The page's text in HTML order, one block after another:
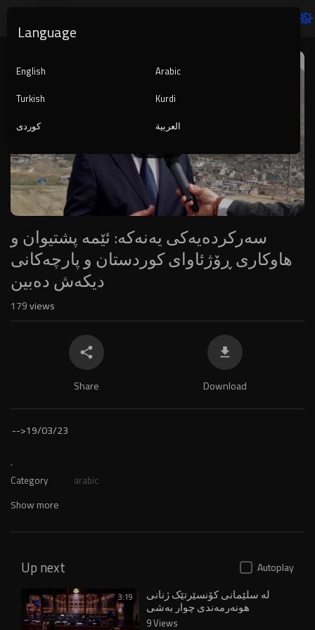
Player
480p
360p
240p
سەرکردەیەکى یەنەکە: ئێمە پشتیوان و
هاوکاری ڕۆژئاوای کوردستان و پارچەکانی
دیکەش دەبین
179views
Share Download
-->19/03/23
.
Category arabic
Show more
Up next Autoplay
3:19 لە سلێمانی کۆنسێرتێک ژنانی
هونەرمەندی چوار بەشی
کوردستان کۆدەکاتەوە
9 Views
Language
English
Arabic
Turkish
Kurdi
کوردی
العربية